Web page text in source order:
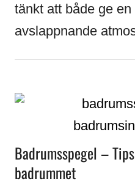
tänkt att både ge
avslappnande
Badrumsspegel –
badrummet